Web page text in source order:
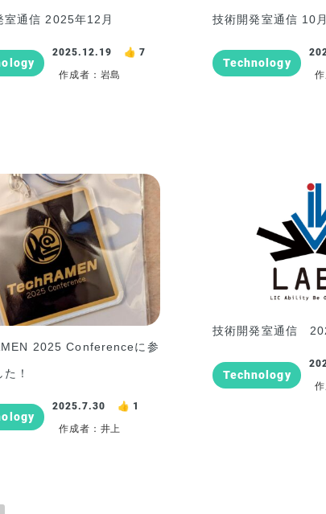
室通信 2025年12月
2025.12.19
7
作成者：岩島
技術開発室通信 10月
Technology
2025 Conferenceに参
！
2025.7.30
1
作成者：井上
技術開発室通信
Technology